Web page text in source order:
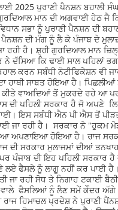
2025 ਪੁਰਾਣੀ ਪੈਨਸ਼ਨ ਬਹਾਲੀ
ਮਾਨ ਦੀ ਅਗਵਾਈ ਹੇਠ ਜੈ
ਸਭਾ ਨੂੰ ਪੁਰਾਣੀ ਪੈਨਸ਼ਨ ਦੀ
ਦੀ ਮੰਗ ਨੂੰ ਲੈ ਕੇ ਪੰਜਾਬ ਦੇ
ਰਹੀ ਹੈ। ਸ਼੍ਰੀ ਗੁਰਦਿਆਲ ਮਾਨ
ਦੱਸਿਆ ਕਿ ਢਾਈ ਸਾਲ ਪਹਿਲਾਂ
ਕਰਨ ਸਬੰਧੀ ਨੋਟੀਫਿਕੇਸ਼ਨ ਵੀ
ਹਾਥੀ ਸਾਬਤ ਹੋਇਆ ਹੈ। ਪਿਛਲੀਆਂ
ਕੀਤੇ ਵਾਅਦਿਆਂ ਤੋਂ ਮੁਕਰਦੇ ਰਹੇ ਆ
ਦੀ ਪਹਿਲੀ ਸਰਕਾਰ ਹੈ ਜੋ ਅਪਣੇ
ਇਸ ਸਬੰਧੀ ਐਨ ਪੀ ਐਸ ਤੋਂ
ਜਾ ਰਹੀ ਹੈ। ਸਰਕਾਰ ਨੇ "ਹੁਕਮ
ਅਪਣਾਇਆ ਹੋਇਆ ਹੈ। ਰਾਜ
ਦੀ ਸਰਕਾਰ ਮੁਲਾਜਮਾਂ ਦੀਆਂ
ਪੰਜਾਬ ਦੀ ਇਹ ਪਹਿਲੀ ਸਰਕਾਰ
ਲਏ ਫੈਸਲੇ ਨੂੰ ਲਾਗੂ ਨਹੀਂ ਕਰ ਪਾਈ
ਜਾ ਰਹੀ ਸੋਧ ਤੇ ਨਿਗਾਹ ਟਕਾਈ
ਫੈਸਲਿਆਂ ਨੂੰ ਲੈਣ ਸਮੇਂ ਕੇੰਦਰ
ਹਿਮਾਚਲ ਪ੍ਰਦੇਸ਼ ਨੇ ਪੁਰਾਣੀ